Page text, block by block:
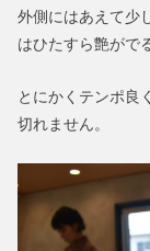
外側にはあえて少
はひたすら艶がで
とにかくテンポ良
切れません。